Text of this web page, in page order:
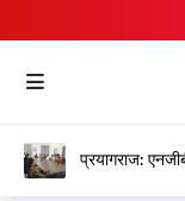
प्रयागराज: